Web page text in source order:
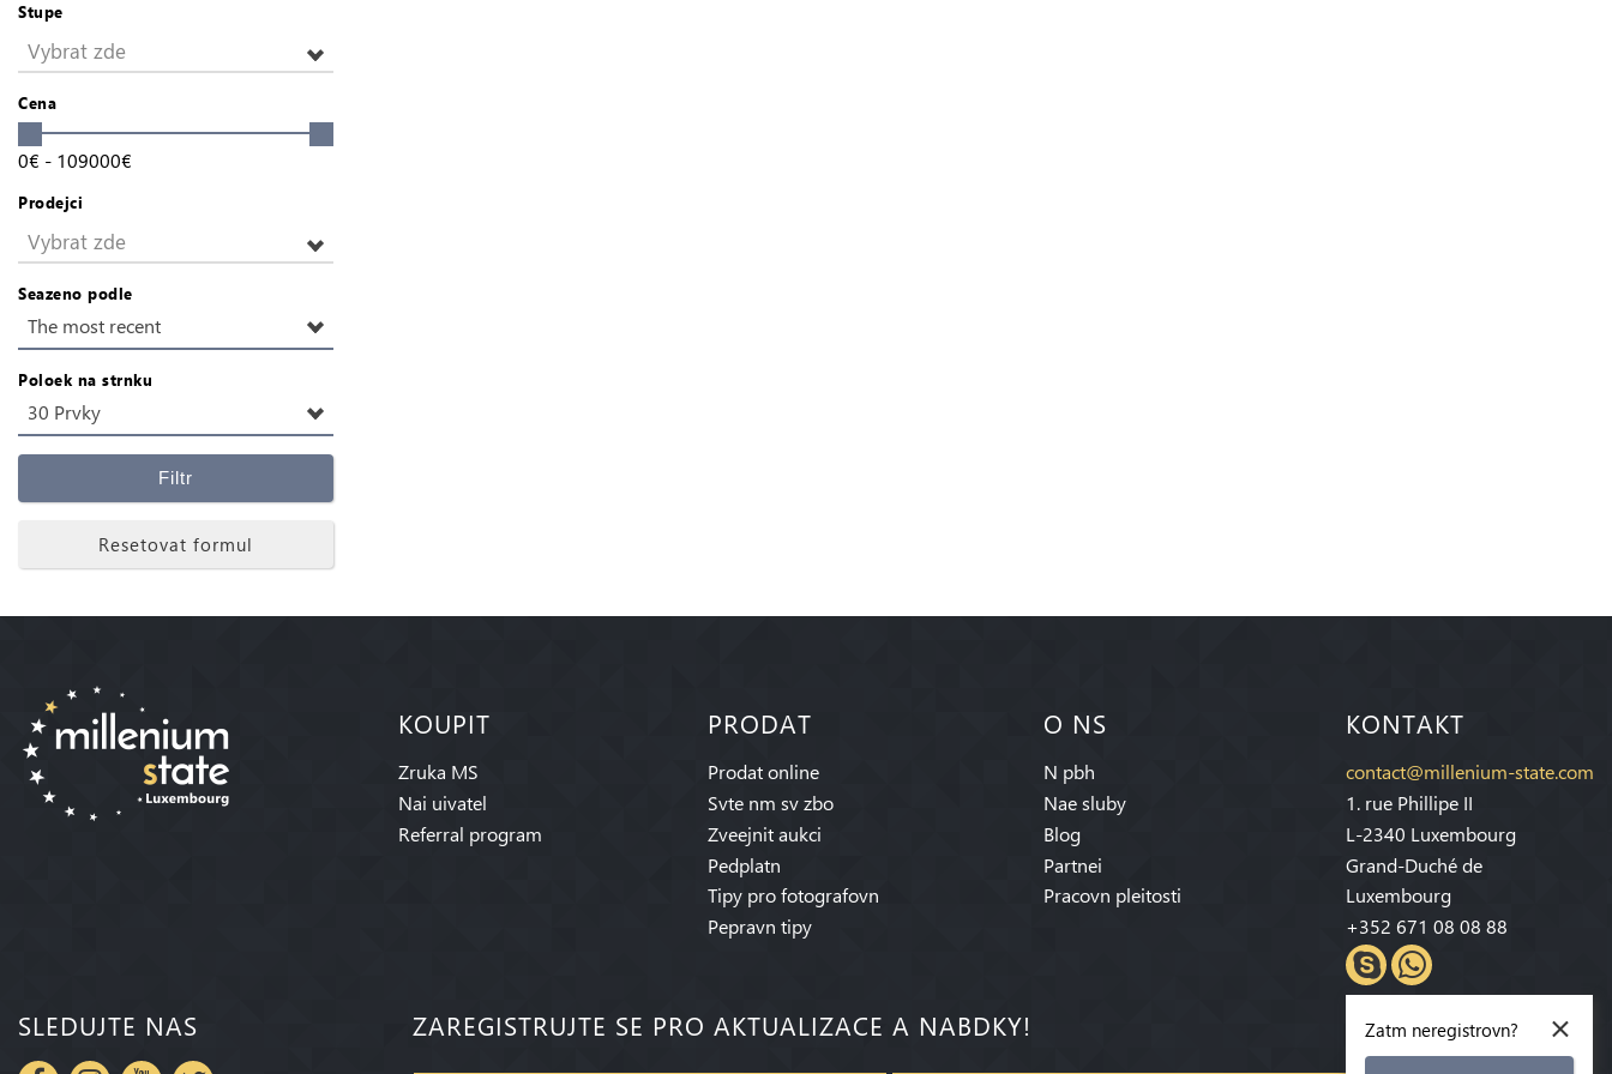
Stupe
Vybrat zde
Cena
0€ - 109000€
Prodejci
Vybrat zde
Seazeno podle
The most recent
Poloek na strnku
30 Prvky
Filtr
Resetovat formul
KOUPIT
Zruka MS
Nai uivatel
Referral program
PRODAT
Prodat online
Svte nm sv zbo
Zveejnit aukci
Pedplatn
Tipy pro fotografovn
Pepravn tipy
O NS
N pbh
Nae sluby
Blog
Partnei
Pracovn pleitosti
KONTAKT
contact@millenium-state.com
1. rue Phillipe II
L-2340 Luxembourg
Grand-Duché de
Luxembourg
+352 671 08 08 88
SLEDUJTE NAS ZAREGISTRUJTE SE PRO AKTUALIZACE A NABDKY! ×
Zatm neregistrovn?